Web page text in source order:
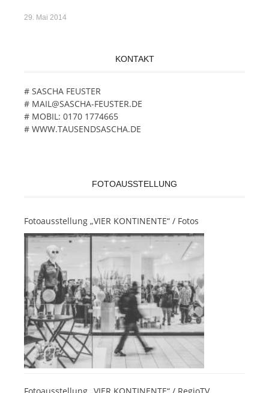
29. Mai 2014
KONTAKT
# SASCHA FEUSTER
# MAIL@SASCHA-FEUSTER.DE
# MOBIL: 0170 1774665
# WWW.TAUSENDSASCHA.DE
FOTOAUSSTELLUNG
Fotoausstellung „VIER KONTINENTE“ / Fotos